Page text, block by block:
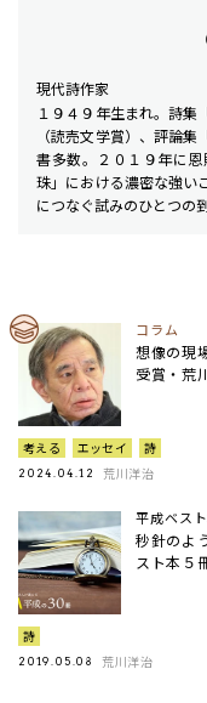
現代詩作家
１９４９年生まれ。詩集
（読売文学賞）、評論
書多数。２０１９年に
珠」における濃密な強い
につなぐ試みのひとつの
コラム
想像の現
受賞・荒
考える エッセイ 詩
2024.04.12 荒川洋治
平成ベス
秒針のよ
スト本５
詩
2019.05.08 荒川洋治